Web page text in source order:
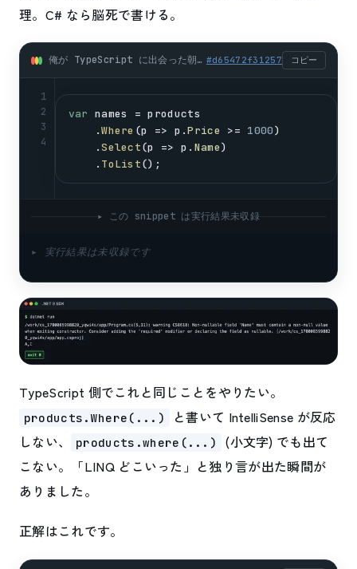
理。C# なら脳死で書ける。
俺が TypeScript に出会った朝 — LINQ が見当たらない焦り (csharp) #d65472f31257 コピー
1
2
3
4
var names = products
    .
Where (p => p .Price >= 1000)
    .
Select(p => p . Name)
    .
ToList();
▸ この snippet は実行結果未収録
▸ 実行結果は未収録です
TypeScript 側でこれと同じことをやりたい。
products.Where(...)
と書いて IntelliSense が反応
しない、
products.where(...)
(小文字) でも出て
こない。「LINQ どこいった」と独り言が出た瞬間が
ありました。
正解はこれです。